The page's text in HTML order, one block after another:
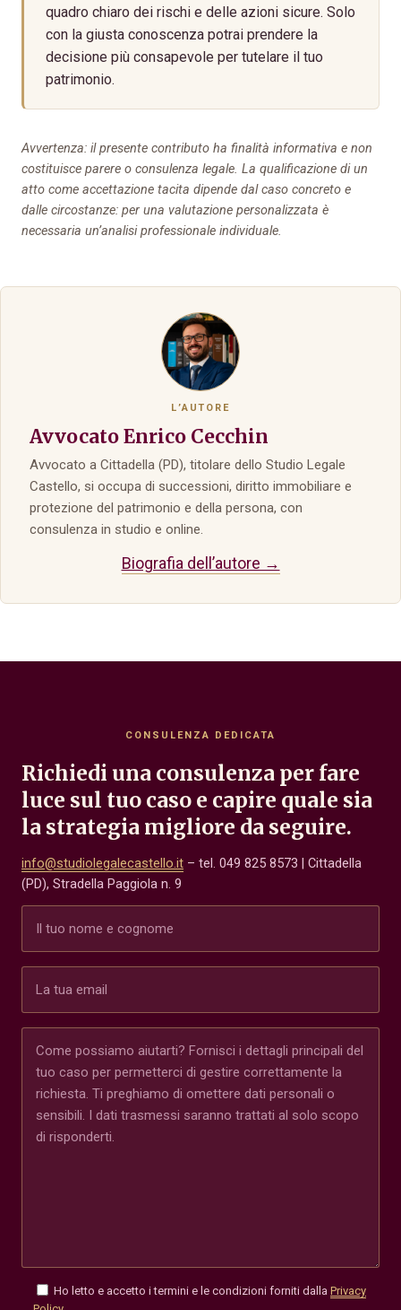
quadro chiaro dei rischi e delle azioni sicure. Solo
con la giusta conoscenza potrai prendere la
decisione più consapevole per tutelare il tuo
patrimonio.
Avvertenza: il presente contributo ha finalità informativa e non
costituisce parere o consulenza legale. La qualificazione di un
atto come accettazione tacita dipende dal caso concreto e
dalle circostanze: per una valutazione personalizzata è
necessaria un’analisi professionale individuale.
L’AUTORE
Avvocato Enrico Cecchin
Avvocato a Cittadella (PD), titolare dello Studio Legale
Castello, si occupa di successioni, diritto immobiliare e
protezione del patrimonio e della persona, con
consulenza in studio e online.
Biografia dell’autore →
CONSULENZA DEDICATA
Richiedi una consulenza per fare
luce sul tuo caso e capire quale sia
la strategia migliore da seguire.
info@studiolegalecastello.it – tel. 049 825 8573 | Cittadella
(PD), Stradella Paggiola n. 9
Ho letto e accetto i termini e le condizioni forniti dalla Privacy